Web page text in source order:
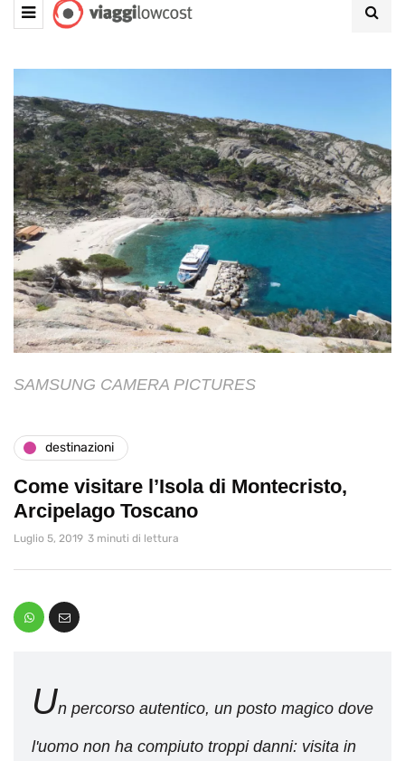
SAMSUNG CAMERA PICTURES
destinazioni
Come visitare l’Isola di Montecristo,
Arcipelago Toscano
Luglio 5, 2019 3 minuti di lettura
Un percorso autentico, un posto magico dove
l'uomo non ha compiuto troppi danni: visita in